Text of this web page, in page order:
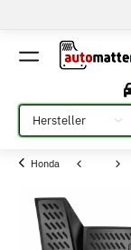
Bitte auswählen
Honda